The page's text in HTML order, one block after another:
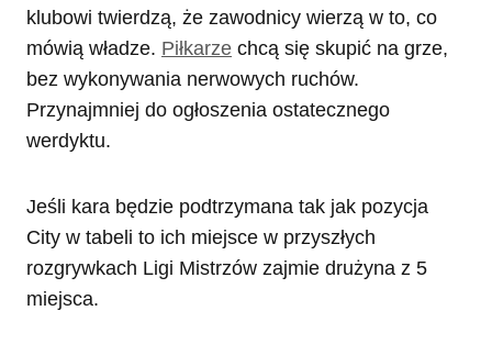
klubowi twierdzą, że zawodnicy wierzą w to, co
mówią władze. Piłkarze chcą się skupić na grze,
bez wykonywania nerwowych ruchów.
Przynajmniej do ogłoszenia ostatecznego
werdyktu.
Jeśli kara będzie podtrzymana tak jak pozycja
City w tabeli to ich miejsce w przyszłych
rozgrywkach Ligi Mistrzów zajmie drużyna z 5
miejsca.